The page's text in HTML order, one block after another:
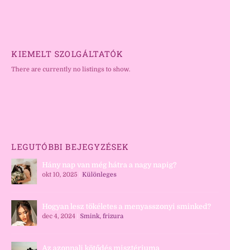
KIEMELT SZOLGÁLTATÓK
There are currently no listings to show.
LEGUTÓBBI BEJEGYZÉSEK
Hány nap van még hátra a nagy napig?
okt 10, 2025 |Különleges
Hogyan lesz tökéletes a menyasszonyi sminked?
dec 4, 2024 |Smink, frizura
Az azonnali kötődés misztériuma